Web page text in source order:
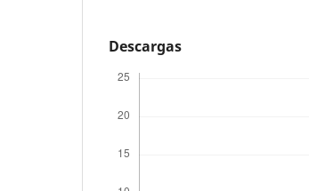
Descargas